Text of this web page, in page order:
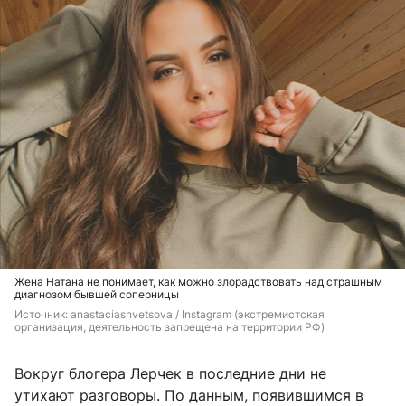
Жена Натана не понимает, как можно злорадствовать над страшным
диагнозом бывшей соперницы
Источник: anastaciashvetsova / Instagram (экстремистская
организация, деятельность запрещена на территории РФ)
Вокруг блогера Лерчек в последние дни не
утихают разговоры. По данным, появившимся в